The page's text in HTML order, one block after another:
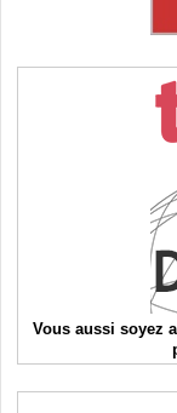
Vous aussi soyez